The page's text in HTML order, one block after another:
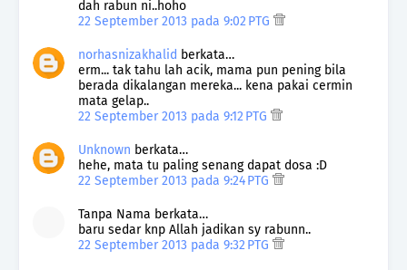
dah rabun ni..hoho
22 September 2013 pada 9:02 PTG
norhasnizakhalid berkata…
erm... tak tahu lah acik, mama pun pening bila
berada dikalangan mereka... kena pakai cermin
mata gelap..
22 September 2013 pada 9:12 PTG
Unknown berkata…
hehe, mata tu paling senang dapat dosa :D
22 September 2013 pada 9:24 PTG
Tanpa Nama berkata…
baru sedar knp Allah jadikan sy rabunn..
22 September 2013 pada 9:32 PTG